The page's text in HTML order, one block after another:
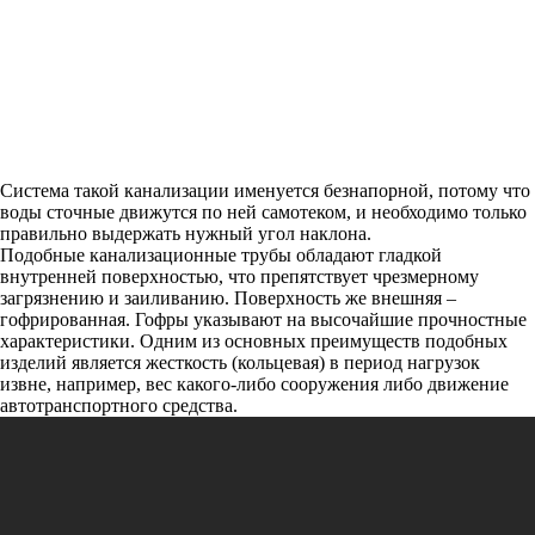
Система такой канализации именуется безнапорной, потому что
воды сточные движутся по ней самотеком, и необходимо только
правильно выдержать нужный угол наклона.
Подобные канализационные трубы обладают гладкой
внутренней поверхностью, что препятствует чрезмерному
загрязнению и заиливанию. Поверхность же внешняя –
гофрированная. Гофры указывают на высочайшие прочностные
характеристики. Одним из основных преимуществ подобных
изделий является жесткость (кольцевая) в период нагрузок
извне, например, вес какого-либо сооружения либо движение
автотранспортного средства.